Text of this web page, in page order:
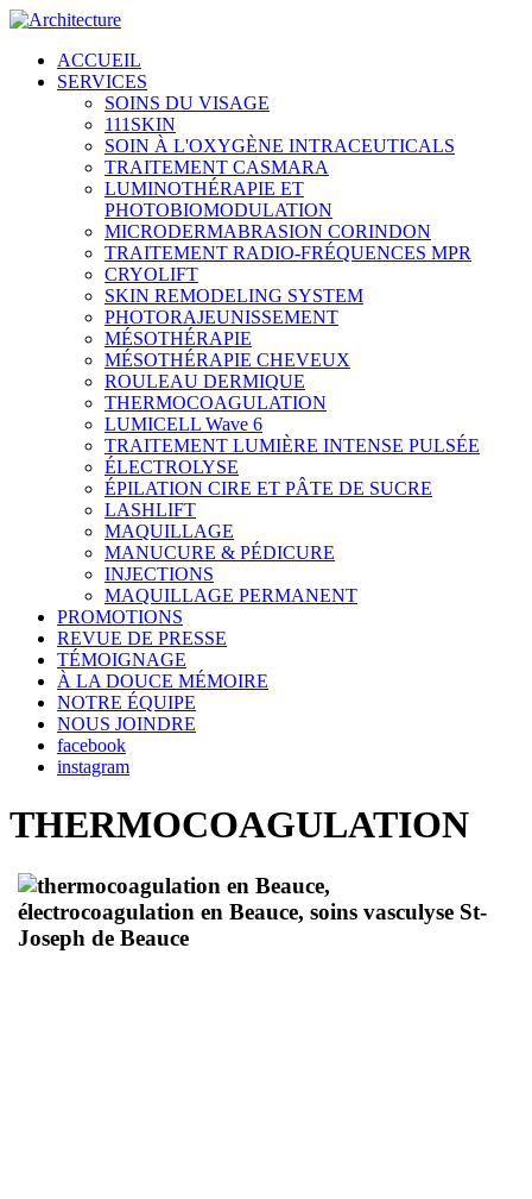
ACCUEIL
SERVICES
SOINS DU VISAGE
111SKIN
SOIN À L'OXYGÈNE INTRACEUTICALS
TRAITEMENT CASMARA
LUMINOTHÉRAPIE ET
PHOTOBIOMODULATION
MICRODERMABRASION CORINDON
TRAITEMENT RADIO-FRÉQUENCES MPR
CRYOLIFT
SKIN REMODELING SYSTEM
PHOTORAJEUNISSEMENT
MÉSOTHÉRAPIE
MÉSOTHÉRAPIE CHEVEUX
ROULEAU DERMIQUE
THERMOCOAGULATION
LUMICELL Wave 6
TRAITEMENT LUMIÈRE INTENSE PULSÉE
ÉLECTROLYSE
ÉPILATION CIRE ET PÂTE DE SUCRE
LASHLIFT
MAQUILLAGE
MANUCURE & PÉDICURE
INJECTIONS
MAQUILLAGE PERMANENT
PROMOTIONS
REVUE DE PRESSE
TÉMOIGNAGE
À LA DOUCE MÉMOIRE
NOTRE ÉQUIPE
NOUS JOINDRE
facebook
instagram
THERMOCOAGULATION